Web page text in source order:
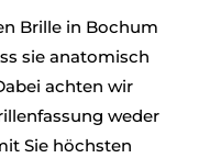
Brille in Bochum
sie anatomisch
achten wir
weder
Sie höchsten